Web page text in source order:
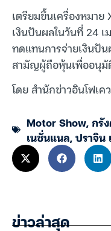
เตรียมขึ้นเครื่องหมาย
เงินปันผลในวันที่ 24
ทดแทนการจ่ายเงินปั
สามัญผู้ถือหุ้นเพื่ออนุมั
โดย สำนักข่าวอินโฟเ
Motor Show,กรั
เนชั่นแนล,ปราจิน
ข่าวล่าสุด